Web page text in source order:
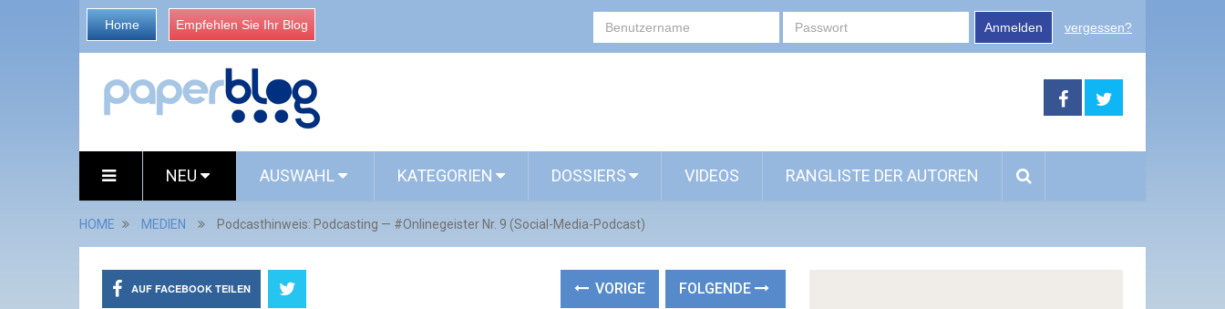
Home Empfehlen Sie Ihr Blog Anmelden vergessen?
NEU AUSWAHL KATEGORIEN DOSSIERS VIDEOS RANGLISTE DER AUTOREN
HOME MEDIEN Podcasthinweis: Podcasting — #Onlinegeister Nr. 9 (Social-Media-Podcast)
AUF FACEBOOK TEILEN VORIGE FOLGENDE